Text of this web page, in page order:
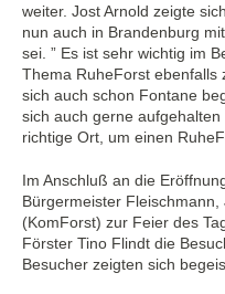
weiter. Jost Arnold zeigte
nun auch in Brandenburg
sei. ” Es ist sehr wichtig im
Thema RuheForst ebenfalls
sich auch schon Fontane
sich auch gerne
richtige Ort, um einen
Im Anschluß an die
Bürgermeister
(KomForst) zur Feier des
Förster Tino Flindt die
Besucher zeigten sich